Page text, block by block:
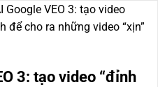
Google VEO 3: tạo video
để cho ra những video “xịn”
3: tạo video “đỉnh